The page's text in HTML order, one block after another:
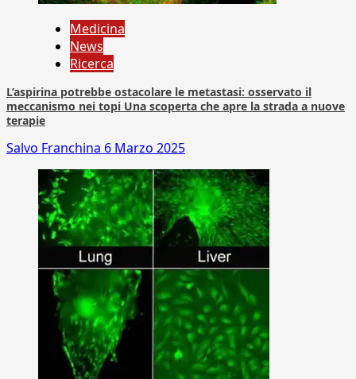
Medicina
News
Ricerca
L’aspirina potrebbe ostacolare le metastasi: osservato il
meccanismo nei topi Una scoperta che apre la strada a nuove
terapie
Salvo Franchina 6 Marzo 2025